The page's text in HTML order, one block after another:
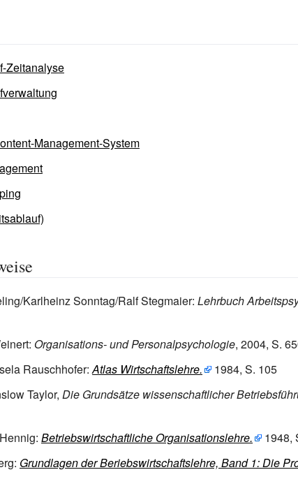
Zeitanalyse
Management-System
Karlheinz Sonntag/Ralf Stegmaier: Lehrbuch
Organisations- und Personalpsychologie, 2004, S.
Rauschhofer:Atlas Wirtschaftslehre.
1984, S. 105
Taylor, Die Grundsätze wissenschaftlicher
Betriebswirtschaftliche Organisationslehre.
1948,
Grundlagen der Beriebswirtschaftslehre, Band 1: Die